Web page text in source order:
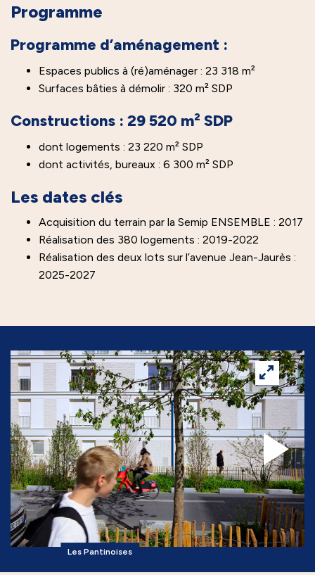
Programme
Programme d’aménagement :
Espaces publics à (ré)aménager : 23 318 m²
Surfaces bâties à démolir : 320 m² SDP
Constructions : 29 520 m² SDP
dont logements : 23 220 m² SDP
dont activités, bureaux : 6 300 m² SDP
Les dates clés
Acquisition du terrain par la Semip ENSEMBLE : 2017
Réalisation des 380 logements : 2019-2022
Réalisation des deux lots sur l’avenue Jean-Jaurès :
2025-2027
Les Pantinoises